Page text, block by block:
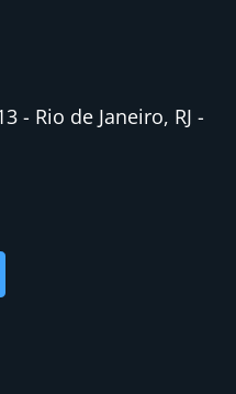
- Rio de Janeiro, RJ -